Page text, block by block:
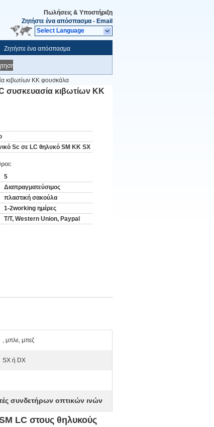
Πωλήσεις & Υποστήριξη
Ζητήστε ένα απόσπασμα - Email
Select Language
Ζητήστε ένα απόσπασμα
κιβωτίων ΚΚ φουσκάλα
συσκευασία κιβωτίων ΚΚ
Sc σε LC θηλυκό SM ΚΚ SX
5
Διαπραγματεύσιμος
πλαστική σακούλα
1-2working ημέρες
T/T, Western Union, Paypal
, μπλε, μπεζ
SX ή DX
συνδετήρων οπτικών ινών
LC στους θηλυκούς